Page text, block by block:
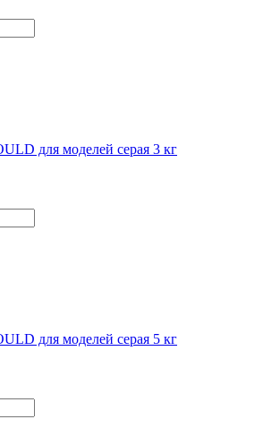
для моделей серая 3 кг
для моделей серая 5 кг